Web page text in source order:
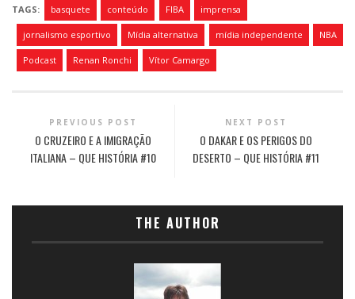
TAGS: basquete conteúdo FIBA imprensa
jornalismo esportivo Mídia alternativa mídia independente NBA
Podcast Renan Ronchi Vítor Camargo
PREVIOUS POST
O CRUZEIRO E A IMIGRAÇÃO
ITALIANA – QUE HISTÓRIA #10
NEXT POST
O DAKAR E OS PERIGOS DO
DESERTO – QUE HISTÓRIA #11
THE AUTHOR